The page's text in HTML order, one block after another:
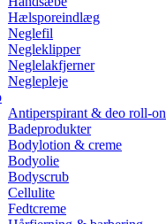
Hælsporeindlæg
Neglefil
Negleklipper
Neglelakfjerner
Neglepleje
Antiperspirant & deo roll-on
Badeprodukter
Bodylotion & creme
Bodyolie
Bodyscrub
Cellulite
Fedtcreme